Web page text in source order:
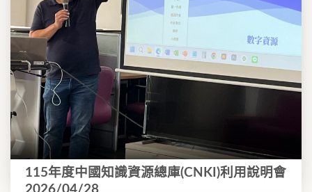
115年度中國知識資源總庫(CNKI)利用說明會
2026/04/28